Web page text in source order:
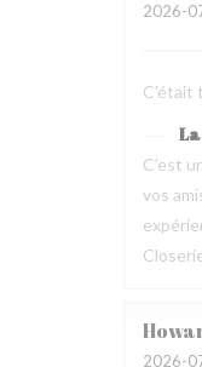
2026-
C'était
C’est
vos
2026-